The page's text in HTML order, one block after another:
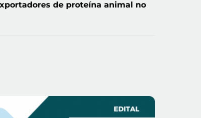
de proteína animal no